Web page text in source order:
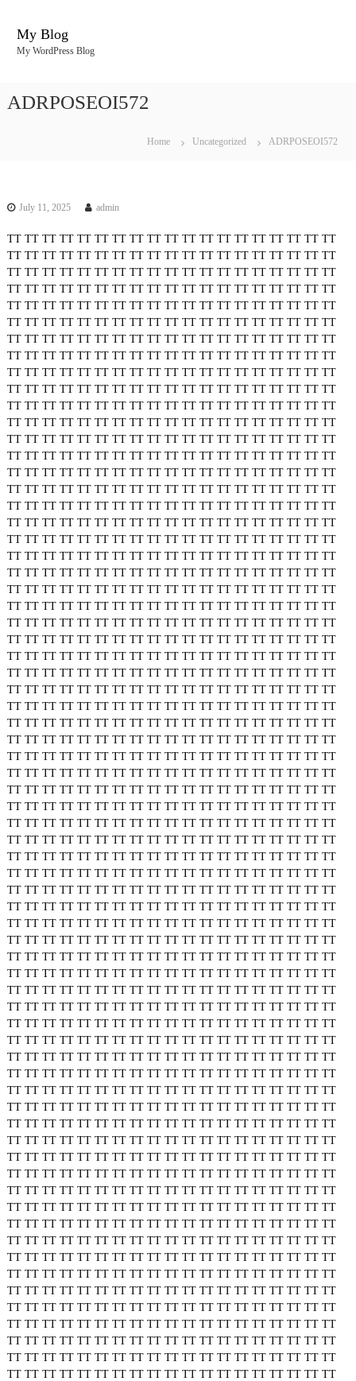
My Blog
My WordPress Blog
ADRPOSEOI572
Home Uncategorized ADRPOSEOI572
July 11, 2025 admin
TT TT TT TT TT TT TT TT TT TT TT TT TT TT TT TT TT TT TT
TT TT TT TT TT TT TT TT TT TT TT TT TT TT TT TT TT TT TT
TT TT TT TT TT TT TT TT TT TT TT TT TT TT TT TT TT TT TT
TT TT TT TT TT TT TT TT TT TT TT TT TT TT TT TT TT TT TT
TT TT TT TT TT TT TT TT TT TT TT TT TT TT TT TT TT TT TT
TT TT TT TT TT TT TT TT TT TT TT TT TT TT TT TT TT TT TT
TT TT TT TT TT TT TT TT TT TT TT TT TT TT TT TT TT TT TT
TT TT TT TT TT TT TT TT TT TT TT TT TT TT TT TT TT TT TT
TT TT TT TT TT TT TT TT TT TT TT TT TT TT TT TT TT TT TT
TT TT TT TT TT TT TT TT TT TT TT TT TT TT TT TT TT TT TT
TT TT TT TT TT TT TT TT TT TT TT TT TT TT TT TT TT TT TT
TT TT TT TT TT TT TT TT TT TT TT TT TT TT TT TT TT TT TT
TT TT TT TT TT TT TT TT TT TT TT TT TT TT TT TT TT TT TT
TT TT TT TT TT TT TT TT TT TT TT TT TT TT TT TT TT TT TT
TT TT TT TT TT TT TT TT TT TT TT TT TT TT TT TT TT TT TT
TT TT TT TT TT TT TT TT TT TT TT TT TT TT TT TT TT TT TT
TT TT TT TT TT TT TT TT TT TT TT TT TT TT TT TT TT TT TT
TT TT TT TT TT TT TT TT TT TT TT TT TT TT TT TT TT TT TT
TT TT TT TT TT TT TT TT TT TT TT TT TT TT TT TT TT TT TT
TT TT TT TT TT TT TT TT TT TT TT TT TT TT TT TT TT TT TT
TT TT TT TT TT TT TT TT TT TT TT TT TT TT TT TT TT TT TT
TT TT TT TT TT TT TT TT TT TT TT TT TT TT TT TT TT TT TT
TT TT TT TT TT TT TT TT TT TT TT TT TT TT TT TT TT TT TT
TT TT TT TT TT TT TT TT TT TT TT TT TT TT TT TT TT TT TT
TT TT TT TT TT TT TT TT TT TT TT TT TT TT TT TT TT TT TT
TT TT TT TT TT TT TT TT TT TT TT TT TT TT TT TT TT TT TT
TT TT TT TT TT TT TT TT TT TT TT TT TT TT TT TT TT TT TT
TT TT TT TT TT TT TT TT TT TT TT TT TT TT TT TT TT TT TT
TT TT TT TT TT TT TT TT TT TT TT TT TT TT TT TT TT TT TT
TT TT TT TT TT TT TT TT TT TT TT TT TT TT TT TT TT TT TT
TT TT TT TT TT TT TT TT TT TT TT TT TT TT TT TT TT TT TT
TT TT TT TT TT TT TT TT TT TT TT TT TT TT TT TT TT TT TT
TT TT TT TT TT TT TT TT TT TT TT TT TT TT TT TT TT TT TT
TT TT TT TT TT TT TT TT TT TT TT TT TT TT TT TT TT TT TT
TT TT TT TT TT TT TT TT TT TT TT TT TT TT TT TT TT TT TT
TT TT TT TT TT TT TT TT TT TT TT TT TT TT TT TT TT TT TT
TT TT TT TT TT TT TT TT TT TT TT TT TT TT TT TT TT TT TT
TT TT TT TT TT TT TT TT TT TT TT TT TT TT TT TT TT TT TT
TT TT TT TT TT TT TT TT TT TT TT TT TT TT TT TT TT TT TT
TT TT TT TT TT TT TT TT TT TT TT TT TT TT TT TT TT TT TT
TT TT TT TT TT TT TT TT TT TT TT TT TT TT TT TT TT TT TT
TT TT TT TT TT TT TT TT TT TT TT TT TT TT TT TT TT TT TT
TT TT TT TT TT TT TT TT TT TT TT TT TT TT TT TT TT TT TT
TT TT TT TT TT TT TT TT TT TT TT TT TT TT TT TT TT TT TT
TT TT TT TT TT TT TT TT TT TT TT TT TT TT TT TT TT TT TT
TT TT TT TT TT TT TT TT TT TT TT TT TT TT TT TT TT TT TT
TT TT TT TT TT TT TT TT TT TT TT TT TT TT TT TT TT TT TT
TT TT TT TT TT TT TT TT TT TT TT TT TT TT TT TT TT TT TT
TT TT TT TT TT TT TT TT TT TT TT TT TT TT TT TT TT TT TT
TT TT TT TT TT TT TT TT TT TT TT TT TT TT TT TT TT TT TT
TT TT TT TT TT TT TT TT TT TT TT TT TT TT TT TT TT TT TT
TT TT TT TT TT TT TT TT TT TT TT TT TT TT TT TT TT TT TT
TT TT TT TT TT TT TT TT TT TT TT TT TT TT TT TT TT TT TT
TT TT TT TT TT TT TT TT TT TT TT TT TT TT TT TT TT TT TT
TT TT TT TT TT TT TT TT TT TT TT TT TT TT TT TT TT TT TT
TT TT TT TT TT TT TT TT TT TT TT TT TT TT TT TT TT TT TT
TT TT TT TT TT TT TT TT TT TT TT TT TT TT TT TT TT TT TT
TT TT TT TT TT TT TT TT TT TT TT TT TT TT TT TT TT TT TT
TT TT TT TT TT TT TT TT TT TT TT TT TT TT TT TT TT TT TT
TT TT TT TT TT TT TT TT TT TT TT TT TT TT TT TT TT TT TT
TT TT TT TT TT TT TT TT TT TT TT TT TT TT TT TT TT TT TT
TT TT TT TT TT TT TT TT TT TT TT TT TT TT TT TT TT TT TT
TT TT TT TT TT TT TT TT TT TT TT TT TT TT TT TT TT TT TT
TT TT TT TT TT TT TT TT TT TT TT TT TT TT TT TT TT TT TT
TT TT TT TT TT TT TT TT TT TT TT TT TT TT TT TT TT TT TT
TT TT TT TT TT TT TT TT TT TT TT TT TT TT TT TT TT TT TT
TT TT TT TT TT TT TT TT TT TT TT TT TT TT TT TT TT TT TT
TT TT TT TT TT TT TT TT TT TT TT TT TT TT TT TT TT TT TT
TT TT TT TT TT TT TT TT TT TT TT TT TT TT TT TT TT TT TT